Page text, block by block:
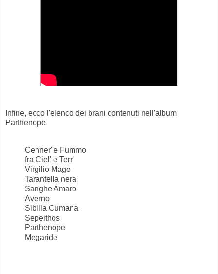
Infine, ecco l'elenco dei brani contenuti nell'album
Parthenope
Cenner''e Fummo
fra Ciel' e Terr'
Virgilio Mago
Tarantella nera
Sanghe Amaro
Averno
Sibilla Cumana
Sepeithos
Parthenope
Megaride